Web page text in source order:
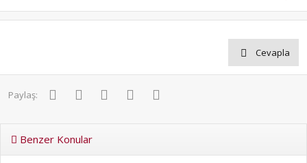
Cevapla
Paylaş: FacebookTwitter PinterestWhatsApp
Benzer Konular